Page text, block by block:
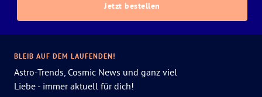
Jetzt bestellen
BLEIB AUF DEM LAUFENDEN!
Astro-Trends, Cosmic News und ganz viel
Liebe - immer aktuell für dich!